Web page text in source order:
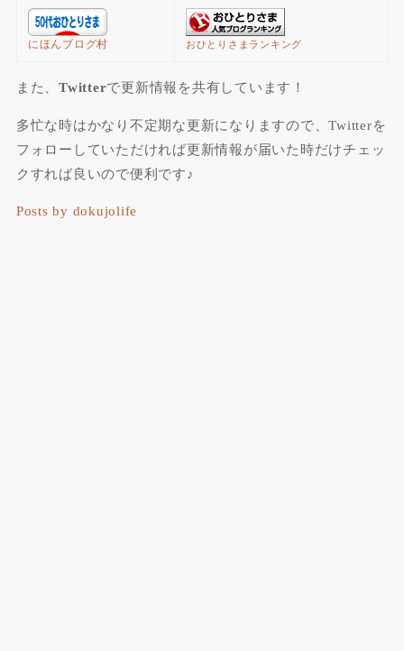
にほんブログ村 おひとりさまランキング
また、Twitterで更新情報 を共有しています！
多忙な時はかなり不定期な更新になりますので、Twitterを
フォローしていただければ更新情報が届いた時だけチェッ
クすれば良いので便利です♪
Posts by dokujolife